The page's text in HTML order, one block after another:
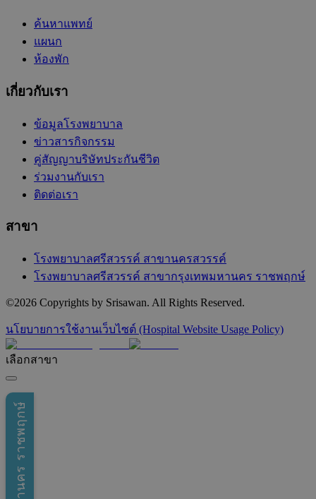
ค้นหาแพทย์
แผนก
ห้องพัก
เกี่ยวกับเรา
ข้อมูลโรงพยาบาล
ข่าวสารกิจกรรม
คู่สัญญาบริษัทประกันชีวิต
ร่วมงานกับเรา
ติดต่อเรา
สาขา
โรงพยาบาลศรีสวรรค์ สาขานครสวรรค์
โรงพยาบาลศรีสวรรค์ สาขากรุงเทพมหานคร ราชพฤกษ์
©2026 Copyrights by Srisawan. All Rights Reserved.
นโยบายการใช้งานเว็บไซต์ (Hospital Website Usage Policy)
เลือกสาขา